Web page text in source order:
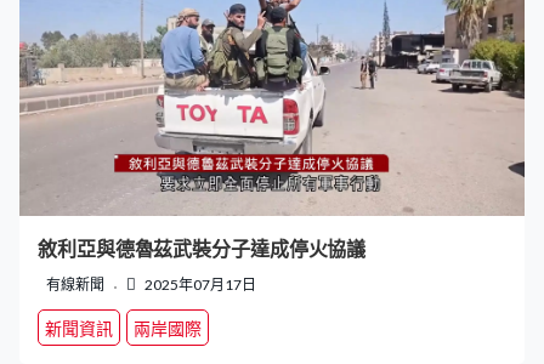
敘利亞與德魯茲武裝分子達成停火協議
有線新聞 2025年07月17日
新聞資訊 兩岸國際